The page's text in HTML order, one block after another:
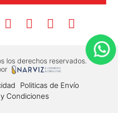
los derechos reservados.
Politicas de Envío
Condiciones